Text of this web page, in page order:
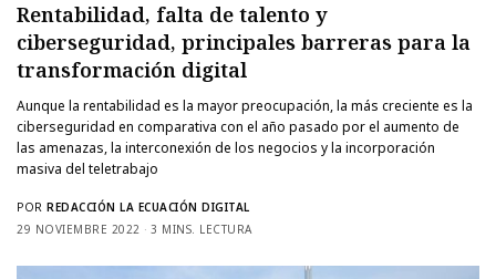
Rentabilidad, falta de talento y
ciberseguridad, principales barreras para la
transformación digital
Aunque la rentabilidad es la mayor preocupación, la más creciente es la
ciberseguridad en comparativa con el año pasado por el aumento de
las amenazas, la interconexión de los negocios y la incorporación
masiva del teletrabajo
POR REDACCIÓN LA ECUACIÓN DIGITAL
29 NOVIEMBRE 2022
3 MINS. LECTURA